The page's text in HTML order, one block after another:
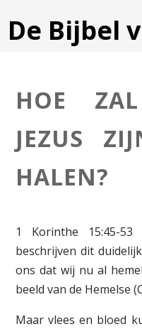
De Bijbel
HOE
JEZUS
HALEN?
1 Korinthe 15:45-53
beschrijven dit
ons dat wij nu al
beeld van de Hemelse
Maar vlees en bloed